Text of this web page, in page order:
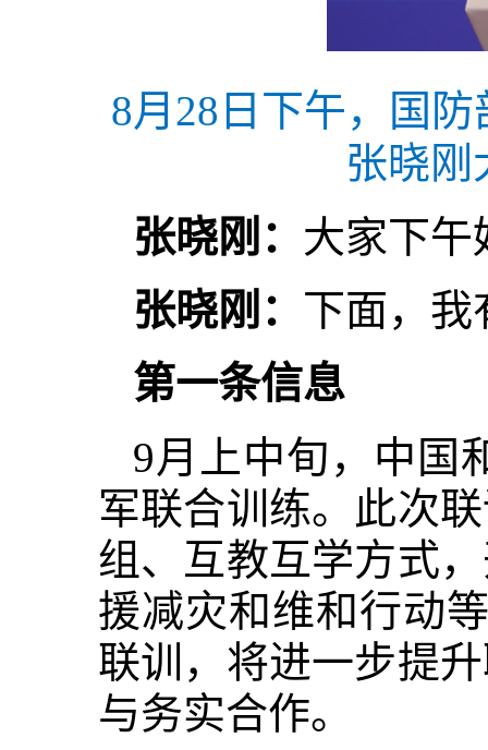
8月28日下午，国
张晓刚
张晓刚： 大家下午
张晓刚： 下面，我
第一条信息
9月上中旬，中国
军联合训练。此次
组、互教互学方式
援减灾和维和行动
联训，将进一步提
与务实合作。